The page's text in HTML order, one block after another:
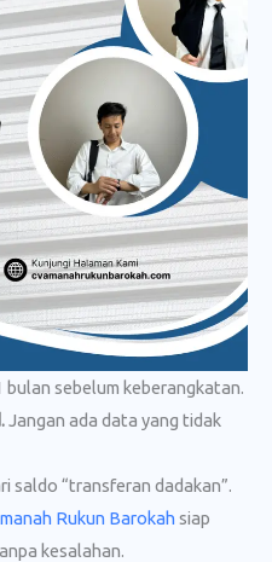
bulan sebelum keberangkatan.
Jangan ada data yang tidak
saldo “transferan dadakan”.
Rukun Barokah siap
kesalahan.